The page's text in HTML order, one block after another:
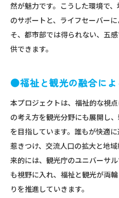
然が魅力です。こうした環境で
のサポートと、ライフセーバー
そ、都市部では得られない、五
供できます。
●福祉と観光の融合に
本プロジェクトは、福祉的な視
の考え方を観光分野にも展開し
を目指しています。誰もが快適
惹きつけ、交流人口の拡大と地
来的には、観光庁のユニバーサ
も視野に入れ、福祉と観光が両
りを推進していきます。